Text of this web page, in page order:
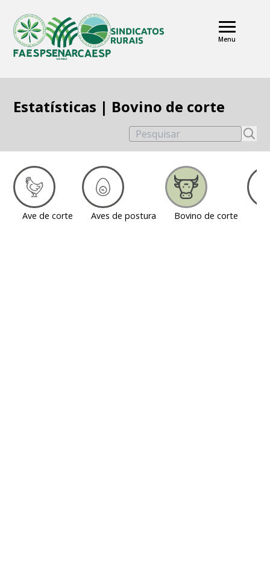
Menu
Estatísticas | Bovino de corte
Ave de corte Aves de postura Bovino de corte